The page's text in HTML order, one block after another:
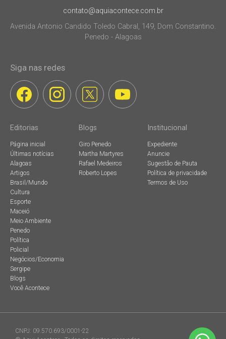
contato@aquiacontece.com.br
Avenida Antonio Candido Toledo Cabral, 149, Dom Constantino.
Penedo - Alagoas
Siga nas redes
Editorias
Página inicial
Últimas notícias
Alagoas
Artigos
Brasil/Mundo
Cultura
Esporte
Maceió
Meio Ambiente
Penedo
Política
Policial
Negócios/Economia
Sergipe
Blogs
Você Acontece
Blogs
Giro Penedo
Martha Martyres
Rafael Medeiros
Roberto Lopes
Institucional
Expediente
Anuncie
Sugestão de Pauta
Política de privacidade
Termos de Uso
CNPJ: 09.570.693/0001-22